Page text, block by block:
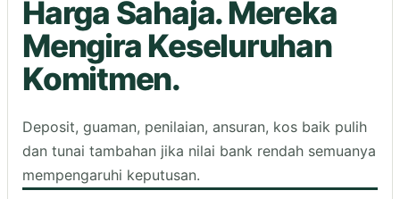
Harga Sahaja. Mereka
Mengira Keseluruhan
Komitmen.
Deposit, guaman, penilaian, ansuran, kos baik pulih
dan tunai tambahan jika nilai bank rendah semuanya
mempengaruhi keputusan.